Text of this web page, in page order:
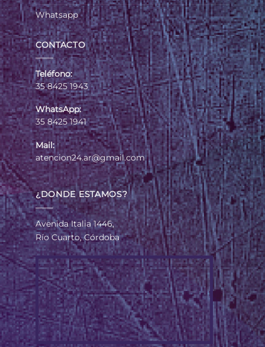
Whatsapp
CONTACTO
Teléfono:
35 8425 1943
WhatsApp:
35 8425 1941
Mail:
atencion24.ar@gmail.com
¿DONDE ESTAMOS?
Avenida Italia 1446,
Río Cuarto, Córdoba